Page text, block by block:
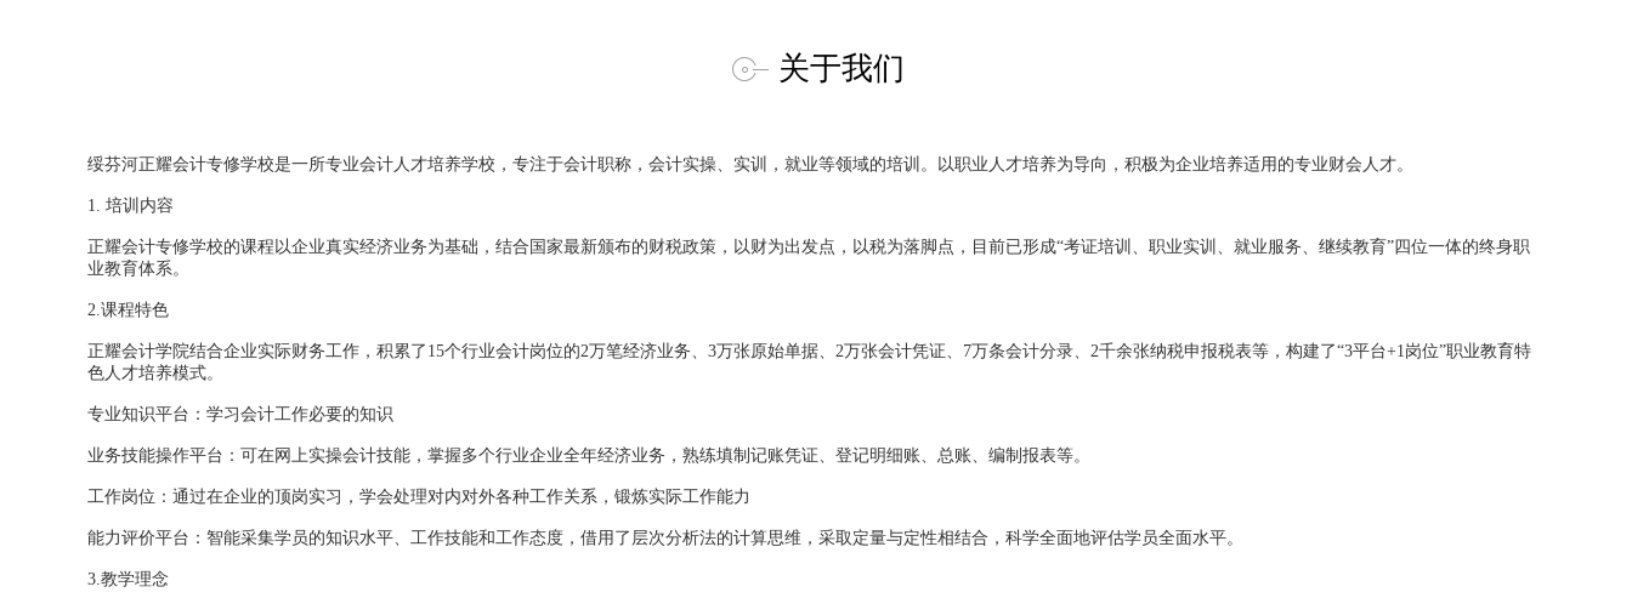
关于我们
绥芬河正耀会计专修学校是一所专业会计人才培养学校，专注于会计职称，会计实操、实训，就业等领域的培训。以职业人才培养为导向，积极为企业培养适用的专业财会人才。
1. 培训内容
正耀会计专修学校的课程以企业真实经济业务为基础，结合国家最新颁布的财税政策，以财为出发点，以税为落脚点，目前已形成“考证培训、职业实训、就业服务、继续教育”四位一体的终身职
业教育体系。
2.课程特色
正耀会计学院结合企业实际财务工作，积累了15个行业会计岗位的2万笔经济业务、3万张原始单据、2万张会计凭证、7万条会计分录、2千余张纳税申报税表等，构建了“3平台+1岗位”职业教育特
色人才培养模式。
专业知识平台：学习会计工作必要的知识
业务技能操作平台：可在网上实操会计技能，掌握多个行业企业全年经济业务，熟练填制记账凭证、登记明细账、总账、编制报表等。
工作岗位：通过在企业的顶岗实习，学会处理对内对外各种工作关系，锻炼实际工作能力
能力评价平台：智能采集学员的知识水平、工作技能和工作态度，借用了层次分析法的计算思维，采取定量与定性相结合，科学全面地评估学员全面水平。
3.教学理念